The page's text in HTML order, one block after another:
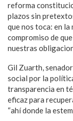
reforma
plazos sin
que nos toca: en la
compromiso de
nuestras
Gil Zuarth,
social por la
transparencia en
eficaz para
“ahí donde la